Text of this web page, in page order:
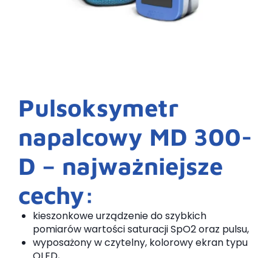
Pulsoksymetr
napalcowy MD 300-
D – najważniejsze
cechy:
kieszonkowe urządzenie do szybkich
pomiarów wartości saturacji SpO2 oraz pulsu,
wyposażony w czytelny, kolorowy ekran typu